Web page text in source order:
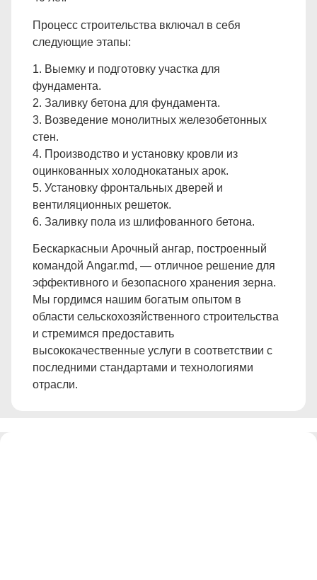
Процесс строительства включал в себя
следующие этапы:
1. Выемку и подготовку участка для
фундамента.
2. Заливку бетона для фундамента.
3. Возведение монолитных железобетонных
стен.
4. Производство и установку кровли из
оцинкованных холоднокатаных арок.
5. Установку фронтальных дверей и
вентиляционных решеток.
6. Заливку пола из шлифованного бетона.
Бескаркасныи Арочный ангар, построенный
командой Angar.md, — отличное решение для
эффективного и безопасного хранения зерна.
Мы гордимся нашим богатым опытом в
области сельскохозяйственного строительства
и стремимся предоставить
высококачественные услуги в соответствии с
последними стандартами и технологиями
отрасли.